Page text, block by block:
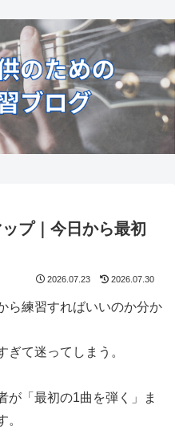
プ｜今日から最初
2026.07.23 2026.07.30
ら練習すればいいのか分か
て迷ってしまう。
が「最初の1曲を弾く」ま
。